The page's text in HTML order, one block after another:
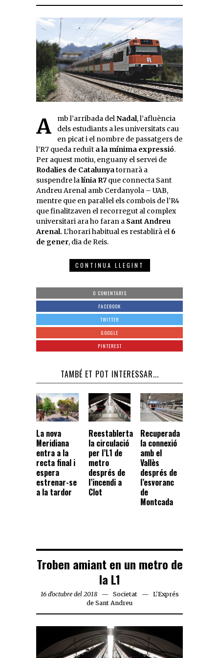
Amb l’arribada delNadal, l’afluència
dels estudiants a les universitats cau
en picat i el nombre de passatgers de
l’R7 queda reduït a la mínima expressió.
Per aquest motiu, enguany el servei de
Rodalies de Catalunyatornarà a
suspendre lalínia R7 que connecta Sant
Andreu Arenal amb Cerdanyola – UAB,
mentre que en paral·lel els combois de l’R4
que finalitzaven el recorregut al complex
universitari ara ho faran a Sant Andreu
Arenal. L’horari habitual es restablirà el 6
de gener, dia de Reis.
CONTINUA LLEGINT
0 COMENTARIS
FACEBOOK
TWITTER
GOOGLE
PINTEREST
TAMBÉ ET POT INTERESSAR...
La nova
Meridiana
entra a la
recta final i
espera
estrenar-se
a la tardor
Reestablerta
la circulació
per l’L1 de
metro
després de
l’incendi a
Clot
Recuperada
la connexió
amb el
Vallès
després de
l’esvoranc
de
Montcada
Troben amiant en un metro de
la L1
16 d'octubre del 2018 Societat
L'Exprés
de Sant Andreu